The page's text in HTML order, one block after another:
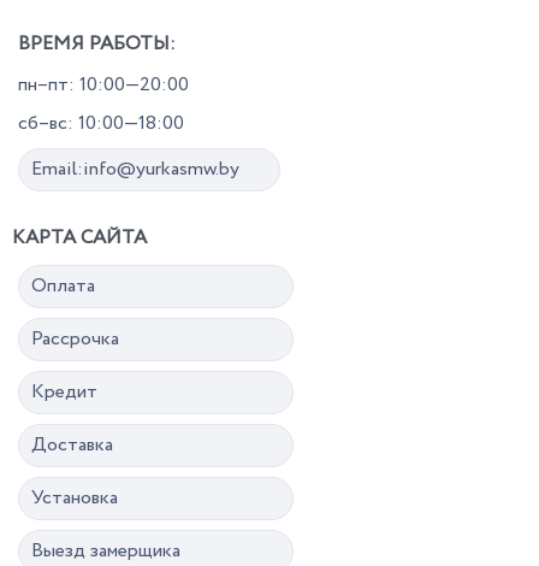
ВРЕМЯ РАБОТЫ:
пн–пт: 10:00—20:00
сб–вс: 10:00—18:00
Email:info@yurkasmw.by
КАРТА САЙТА
Оплата
Рассрочка
Кредит
Доставка
Установка
Выезд замерщика